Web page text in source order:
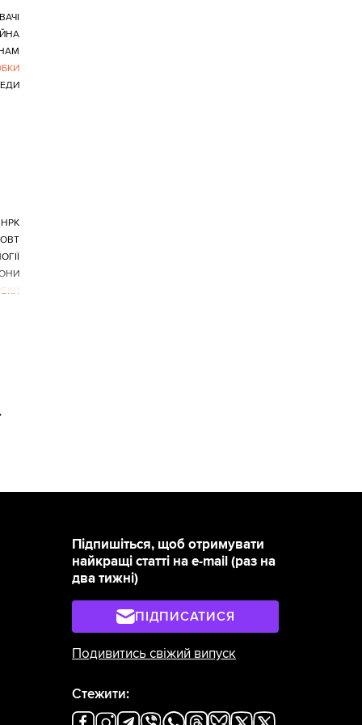
НРК
ОВТ
Підпишіться, щоб отримувати
найкращі статті на e-mail (раз на
два тижні)
ПІДПИСАТИСЯ
Подивитись свіжий випуск
Стежити: